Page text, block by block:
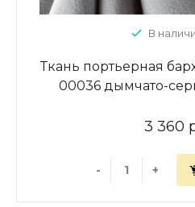
В
Ткань портьерная
00036 дымчато-
3 360
- +